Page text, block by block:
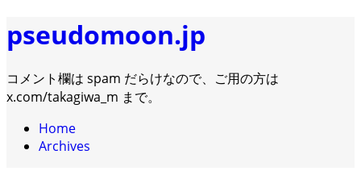
pseudomoon.jp
コメント欄は spam だらけなので、ご用の方は
x.com/takagiwa_m まで。
Home
Archives